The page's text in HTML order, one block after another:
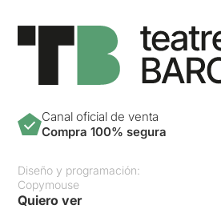
Canal oficial de venta
Compra 100% segura
Diseño y programación:
Copymouse
Quiero ver